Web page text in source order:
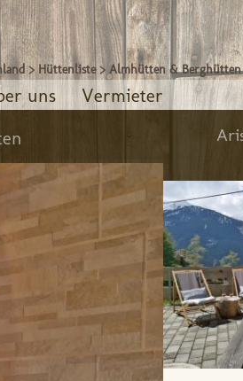
> Hüttenliste >Almhütten & Berghütten
uns Vermieter